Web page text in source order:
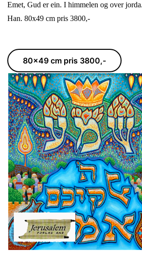
Emet, Gud er ein. I himmelen og over
Han. 80x49 cm pris 3800,-
80x49 cm pris 3800,-